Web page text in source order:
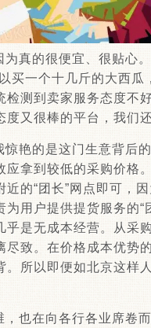
真的很便宜、很贴心
买一个十几斤的大西
测到卖家服务态度不
又很棒的平台，我们
艳的是这门生意背后的
拿到较低的采购价格
的“团长”网点即可，
用户提供提货服务的“
是无成本经营。从采
致。在价格成本优势
所以即便如北京这样
也在向各行各业席卷